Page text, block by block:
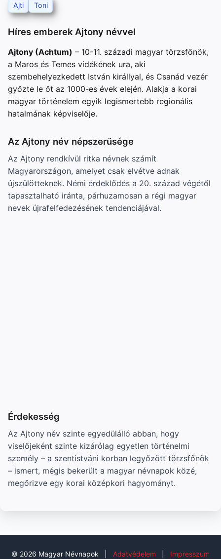
Ajti Toni
Híres emberek Ajtony névvel
Ajtony (Achtum) – 10-11. századi magyar törzsfőnök,
a Maros és Temes vidékének ura, aki
szembehelyezkedett István királlyal, és Csanád vezér
győzte le őt az 1000-es évek elején. Alakja a korai
magyar történelem egyik legismertebb regionális
hatalmának képviselője.
Az Ajtony név népszerűsége
Az Ajtony rendkívül ritka névnek számít
Magyarországon, amelyet csak elvétve adnak
újszülötteknek. Némi érdeklődés a 20. század végétől
tapasztalható iránta, párhuzamosan a régi magyar
nevek újrafelfedezésének tendenciájával.
Érdekesség
Az Ajtony név szinte egyedülálló abban, hogy
viselőjeként szinte kizárólag egyetlen történelmi
személy – a szentistváni korban legyőzött törzsfőnök
– ismert, mégis bekerült a magyar névnapok közé,
megőrizve egy korai középkori hagyományt.
© 2026 Magyar Névnapok Adatvédelem Impresszum